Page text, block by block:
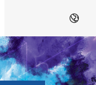
ZH